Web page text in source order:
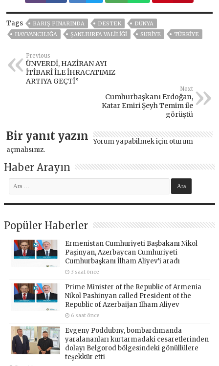
Tags BARIŞ PINARINDA DESTEK
DÜNYA
HAYVANCILIĞA
ŞANLIURFA VALİLİĞİ SURİYE TÜRKİYE
Previous
ÜNVERDİ, HAZİRAN AYI
İTİBARİ İLE İHRACATIMIZ
ARTIYA GEÇTİ”
Next
Cumhurbaşkanı Erdoğan,
Katar Emiri Şeyh Temim ile
görüştü
Bir yanıt yazın Yorum yapabilmek için oturum
açmalısınız.
Haber Arayın
Popüler Haberler
Ermenistan Cumhuriyeti Başbakanı Nikol
Paşinyan, Azerbaycan Cumhuriyeti
Cumhurbaşkanı İlham Aliyev’i aradı
3 saat önce
Prime Minister of the Republic of Armenia
Nikol Pashinyan called President of the
Republic of Azerbaijan Ilham Aliyev
6 saat önce
Evgeny Poddubny, bombardımanda
yaralananları kurtarmadaki cesaretlerinden
dolayı Belgorod bölgesindeki gönüllülere
teşekkür etti